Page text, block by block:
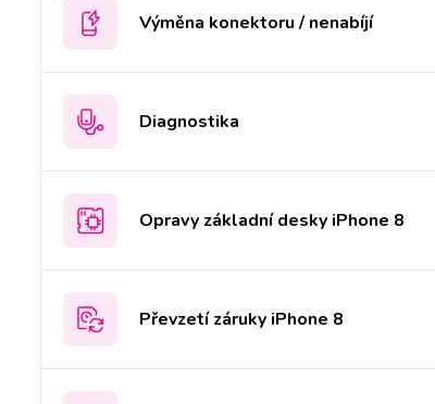
Výměna konektoru / nenabíjí
Diagnostika
Opravy základní desky iPhone 8
Převzetí záruky iPhone 8